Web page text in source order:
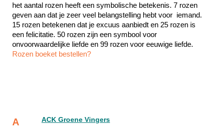
het aantal rozen heeft een symbolische betekenis. 7 rozen
geven aan dat je zeer veel belangstelling hebt voor  iemand.
15 rozen betekenen dat je excuus aanbiedt en 25 rozen is
een felicitatie. 50 rozen zijn een symbool voor
Rozen boeket bestellen?
A ACK Groene Vingers